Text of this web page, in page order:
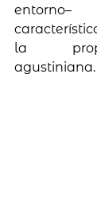
la
agustiniana.